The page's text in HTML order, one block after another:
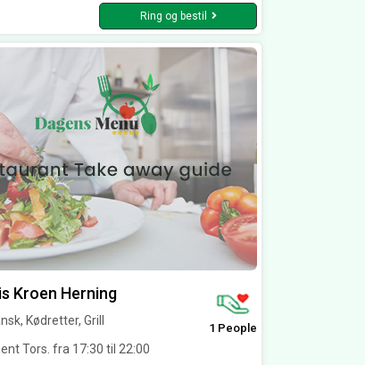
Ring og bestil
Kroen Herning
Kødretter, Grill
Tors. fra 17:30 til 22:00
1 People